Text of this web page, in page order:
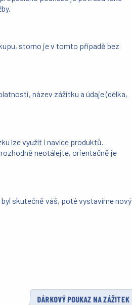
storno je v tomto případě bez
název zážitku a údaje (délka,
lze využít i navíce produktů.
neotálejte, orientačně je
skutečně váš, poté vystavíme nový
DÁRKOVÝ POUKAZ NA ZÁŽITEK